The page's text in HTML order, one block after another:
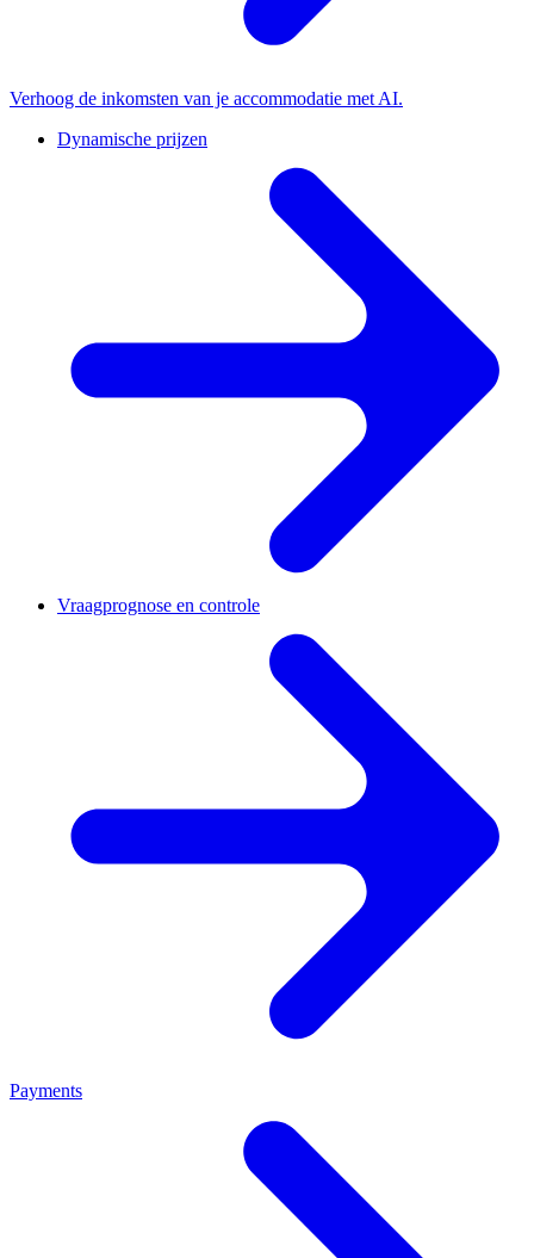
Verhoog de inkomsten van je accommodatie met AI.
Dynamische prijzen
Vraagprognose en controle
Payments